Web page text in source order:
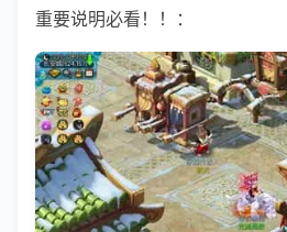
重要说明必看！！：